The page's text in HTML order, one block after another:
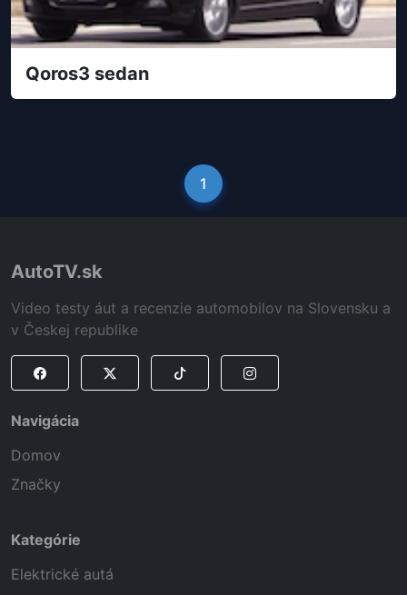
Qoros3 sedan
1
AutoTV.sk
Video testy áut a recenzie automobilov na Slovensku a
v Českej republike
Navigácia
Domov
Značky
Kategórie
Elektrické autá